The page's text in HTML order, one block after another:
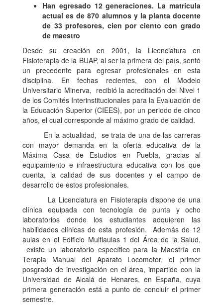
Han egresado 12 generaciones. La matrícula
actual es de 870 alumnos y la planta docente
de 33 profesores, cien por ciento con grado
de maestro
Desde su creación en 2001, la Licenciatura en
Fisioterapia de la BUAP, al ser la primera del país, sentó
un precedente para egresar profesionales en esta
disciplina. En fechas recientes, con el Modelo
Universitario Minerva, recibió la acreditación del Nivel 1
de los Comités Interinstitucionales para la Evaluación de
la Educación Superior (CIEES), por un periodo de cinco
años, el cual corresponde al máximo grado de calidad.
En la actualidad, se trata de una de las carreras
con mayor demanda en la oferta educativa de la
Máxima Casa de Estudios en Puebla, gracias al
equipamiento e infraestructura educativa con los que
cuenta, la calidad de sus docentes y el campo de
desarrollo de estos profesionales.
La Licenciatura en Fisioterapia dispone de una
clínica equipada con tecnología de punta y ocho
laboratorios donde los estudiantes adquieren las
habilidades clínicas de esta profesión. Además de 12
aulas en el Edificio Multiaulas 1 del Área de la Salud,
existe un laboratorio específico para la Maestría en
Terapia Manual del Aparato Locomotor, el primer
posgrado de investigación en el área, impartido con la
Universidad de Alcalá de Henares, en España, cuya
primera generación está a punto de concluir el primer
semestre.